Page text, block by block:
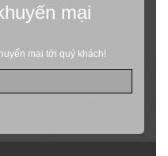
mại
mại tới quý khách!